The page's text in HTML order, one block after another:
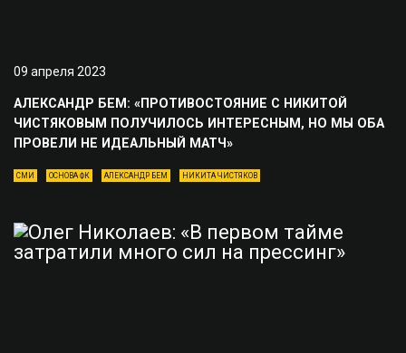
09 апреля 2023
АЛЕКСАНДР БЕМ: «ПРОТИВОСТОЯНИЕ С НИКИТОЙ
ЧИСТЯКОВЫМ ПОЛУЧИЛОСЬ ИНТЕРЕСНЫМ, НО МЫ ОБА
ПРОВЕЛИ НЕ ИДЕАЛЬНЫЙ МАТЧ»
СМИ ОСНОВА ФК АЛЕКСАНДР БЕМ НИКИТА ЧИСТЯКОВ